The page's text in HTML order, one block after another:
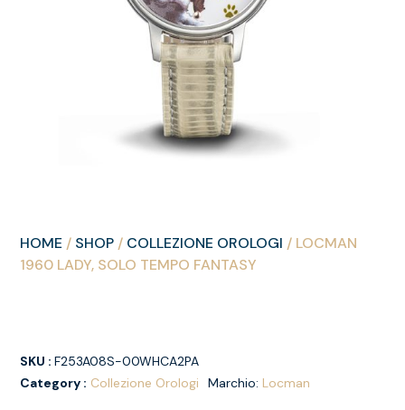
HOME / SHOP / COLLEZIONE OROLOGI / LOCMAN
1960 LADY, SOLO TEMPO FANTASY
SKU :F253A08S-00WHCA2PA
Category : Collezione Orologi Marchio: Locman